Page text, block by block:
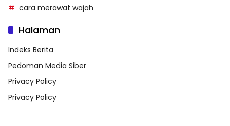
cara merawat wajah
Halaman
Indeks Berita
Pedoman Media Siber
Privacy Policy
Privacy Policy